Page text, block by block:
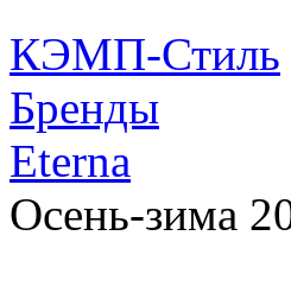
КЭМП-Стиль
Бренды
Eterna
Осень-зима